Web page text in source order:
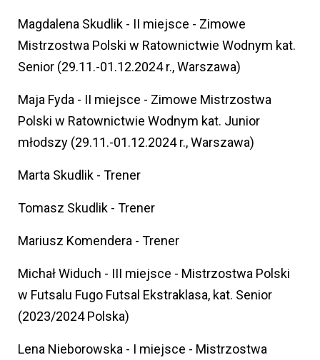
Magdalena Skudlik - II miejsce - Zimowe
Mistrzostwa Polski w Ratownictwie Wodnym kat.
Senior (29.11.-01.12.2024 r., Warszawa)
Maja Fyda - II miejsce - Zimowe Mistrzostwa
Polski w Ratownictwie Wodnym kat. Junior
młodszy (29.11.-01.12.2024 r., Warszawa)
Marta Skudlik - Trener
Tomasz Skudlik - Trener
Mariusz Komendera - Trener
Michał Widuch - III miejsce - Mistrzostwa Polski
w Futsalu Fugo Futsal Ekstraklasa, kat. Senior
(2023/2024 Polska)
Lena Nieborowska - I miejsce - Mistrzostwa